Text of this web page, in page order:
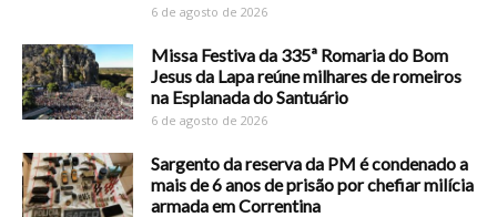
6 de agosto de 2026
Missa Festiva da 335ª Romaria do Bom
Jesus da Lapa reúne milhares de romeiros
na Esplanada do Santuário
6 de agosto de 2026
Sargento da reserva da PM é condenado a
mais de 6 anos de prisão por chefiar milícia
armada em Correntina